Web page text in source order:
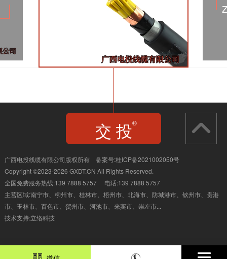
广西电投线缆有限公司版权所有 备案号:桂ICP备2021002050号
Copyright ©2023-2026 GXDT.CN All Rights Reserved.
全国免费服务热线:139 7888 5757 电话:139 7888 5757
交 投®
主营区域:南宁市、柳州市、桂林市、 梧州市、北海市、防城港市、钦州市、贵港
市、玉林市、百色市、贺州市、河池市、来宾市、崇左市...
技术支持:立络科技
139 7888 5757